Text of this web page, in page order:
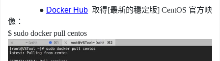
● Docker Hub 取得[最新的穩定版] CentOS 官方映
像：
$ sudo docker pull centos